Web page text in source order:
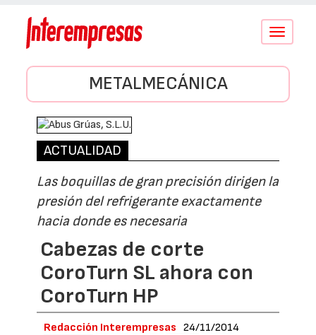
Conmutar
METALMECÁNICA
ACTUALIDAD
Las boquillas de gran precisión dirigen la
presión del refrigerante exactamente
hacia donde es necesaria
Cabezas de corte
CoroTurn SL ahora con
CoroTurn HP
Redacción Interempresas 24/11/2014